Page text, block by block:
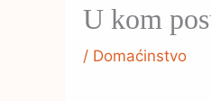
U kom
/ Domaćinstvo